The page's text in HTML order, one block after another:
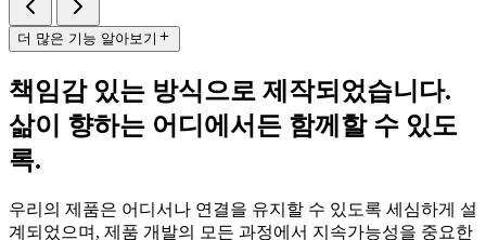
더 많은 기능 알아보기
책임감 있는 방식으로 제작되었습니다.
삶이 향하는 어디에서든 함께할 수 있도
록.
우리의 제품은 어디서나 연결을 유지할 수 있도록 세심하게 설
계되었으며, 제품 개발의 모든 과정에서 지속가능성을 중요한